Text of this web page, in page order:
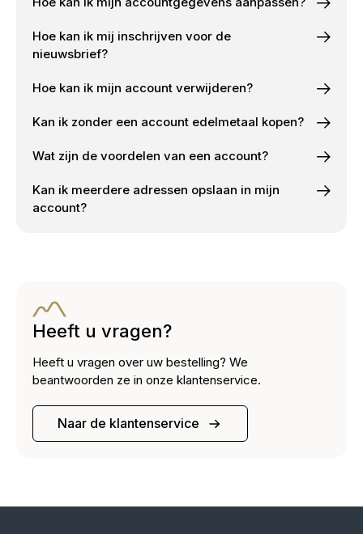
Hoe kan ik mij inschrijven voor de
nieuwsbrief?
Hoe kan ik mijn account verwijderen?
Kan ik zonder een account edelmetaal kopen?
Wat zijn de voordelen van een account?
Kan ik meerdere adressen opslaan in mijn
account?
Heeft u vragen?
Heeft u vragen over uw bestelling? We
beantwoorden ze in onze klantenservice.
Naar de klantenservice